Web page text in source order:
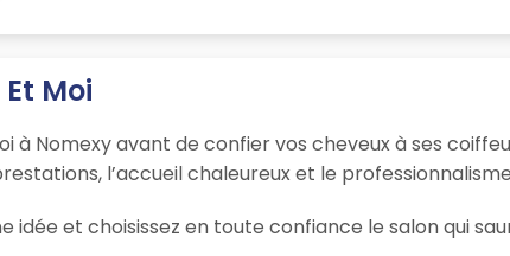
Moi
à Nomexy avant de confier vos cheveux à ses
l’accueil chaleureux et le
idée et choisissez en toute confiance le salon qui